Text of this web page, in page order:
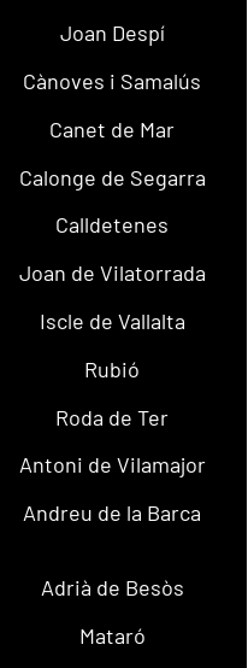
Joan Despí
Cànoves i Samalús
Canet de Mar
Calonge de Segarra
Calldetenes
Joan de Vilatorrada
Iscle de Vallalta
Rubió
Roda de Ter
Antoni de Vilamajor
Andreu de la Barca
Adrià de Besòs
Mataró